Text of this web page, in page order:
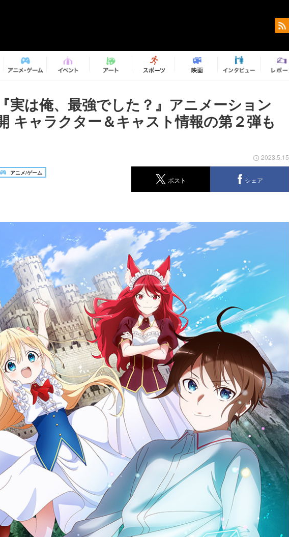
実は俺、最強でした？』アニメーション
キャラクター＆キャスト情報の第２弾も
アニメ/ゲーム
2023.5.15
ポスト シェア